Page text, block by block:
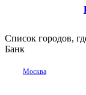
Список городов,
Банк
Москва